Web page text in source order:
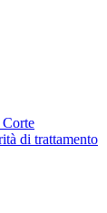
di trattamento